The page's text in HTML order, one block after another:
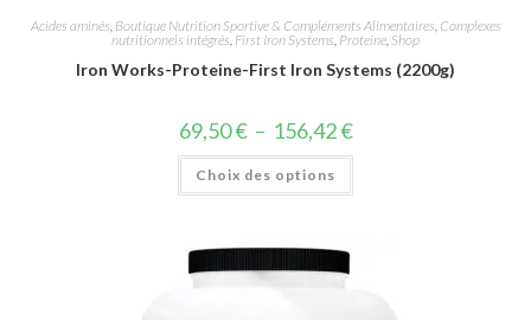
Acides aminés Boutique Nutrition Sportive & Compléments Alimentaires Complexes
nutritionnels intégrés, First Iron Systems Proteine Shop
Iron Works-Proteine-First Iron Systems (2200g)
69,50€ – 156,42€
Choix des options